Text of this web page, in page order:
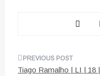
Navegação
Tiago Ramalho | LI | 18 |